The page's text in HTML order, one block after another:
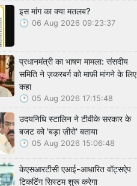
इस मांग का क्या मतलब?
06 Aug 2026 09:23:37
प्रधानमंत्री का भाषण मामला: संसदीय
समिति ने ज़करबर्ग को माफ़ी मांगने के लिए
कहा
05 Aug 2026 17:15:48
उदयनिधि स्टालिन ने टीवीके सरकार के
बजट को 'बड़ा ज़ीरो' बताया
05 Aug 2026 15:06:48
केएसआरटीसी एआई-आधारित वॉट्सऐप
टिकटिंग सिस्टम शुरू करेगा